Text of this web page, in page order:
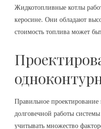
Жидкотопливные котлы
керосине. Они обладают
стоимость топлива может
Правильное
долговечной работы
учитывать множество